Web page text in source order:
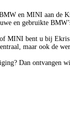
en MINI aan de
en gebruikte
MINI bent u bij Ekris
maar ook de
Dan ontvangen